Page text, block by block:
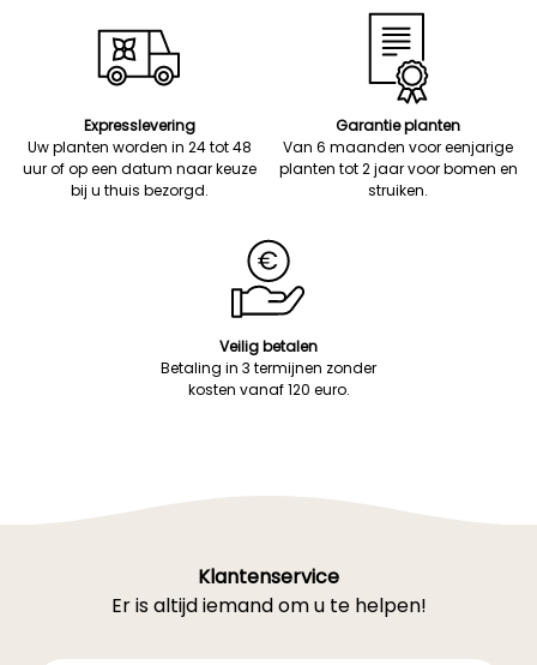
Expresslevering
Uw planten worden in 24 tot 48
uur of op een datum naar keuze
bij u thuis bezorgd.
Garantie planten
Van 6 maanden voor eenjarige
planten tot 2 jaar voor bomen en
struiken.
Veilig betalen
Betaling in 3 termijnen zonder
kosten vanaf 120 euro.
Klantenservice
Er is altijd iemand om u te helpen!